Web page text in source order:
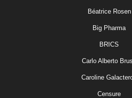
Béatrice Rosen
Big Pharma
BRICS
Carlo Alberto
Caroline
Censure